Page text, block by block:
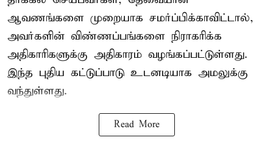
ஆவணங்களை முறையாக சமர்ப்பிக்காவிட்டால்,
அவர்களின் விண்ணப்பங்களை நிராகரிக்க
அதிகாரிகளுக்கு அதிகாரம் வழங்கப்பட்டுள்ளது.
இந்த புதிய கட்டுப்பாடு உடனடியாக அமலுக்கு
வந்துள்ளது.
Read More